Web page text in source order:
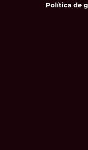
Política de